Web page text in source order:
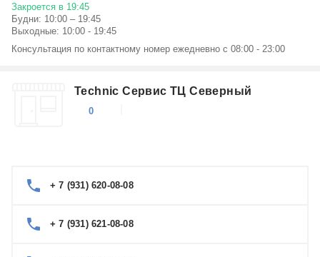
Закроется в 19:45
Будни: 10:00 – 19:45
Выходные: 10:00 - 19:45
Консультация по контактному номер ежедневно с 08:00 - 23:00
Technic Сервис ТЦ Северный
0
+ 7 (931) 620-08-08
+ 7 (931) 621-08-08